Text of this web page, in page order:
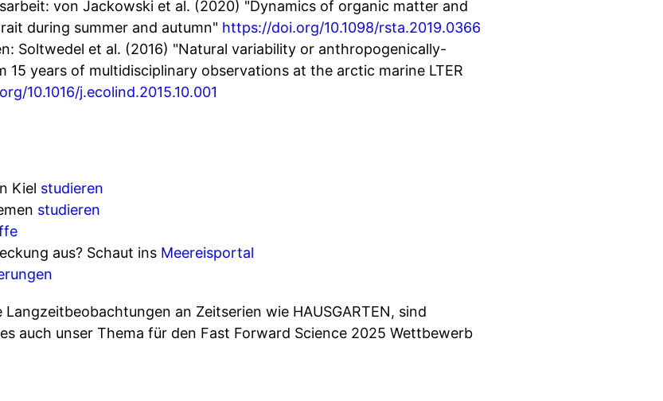
von Jackowski et al. (2020) "Dynamics of organic matter and
during summer and autumn" https://doi.org/10.1098/rsta.2019.0366
Soltwedel et al. (2016) "Natural variability or anthropogenically-
15 years of multidisciplinary observations at the arctic marine LTER
10.1016/j.ecolind.2015.10.001
Kiel studieren
studieren
aus? Schaut ins Meereisportal
an Zeitserien wie HAUSGARTEN, sind
auch unser Thema für den Fast Forward Science 2025 Wettbewerb